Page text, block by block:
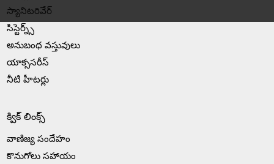
స్యానిటరివేర్
సిస్టెర్న్స్
అనుబంధ వస్తువులు
యాక్ససరీస్
నీటి హీటర్లు
క్విక్ లింక్స్
వాణిజ్య సందేహం
కొనుగోలు సహాయం